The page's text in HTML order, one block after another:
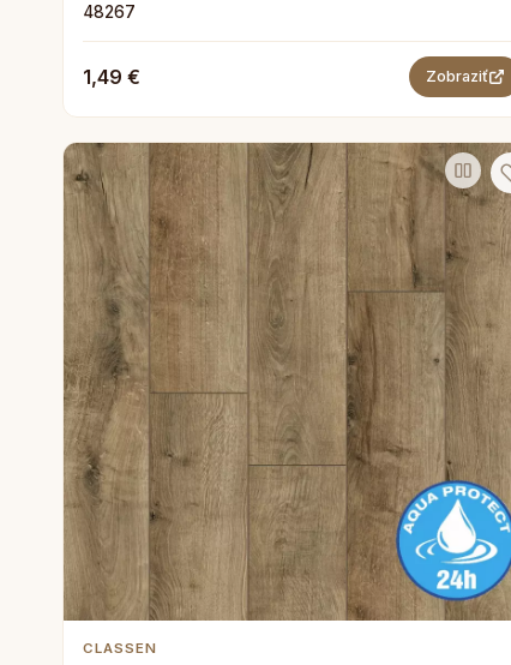
48267
1,49 € Zobraziť
CLASSEN